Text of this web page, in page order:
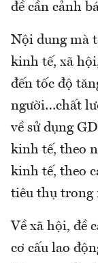
đề cần cảnh
Nội dung mà
kinh tế, xã
đến tốc độ
người…chất
về sử dụng
kinh tế, theo
kinh tế, theo
tiêu thụ trong
Về xã hội, đề
cơ cấu lao